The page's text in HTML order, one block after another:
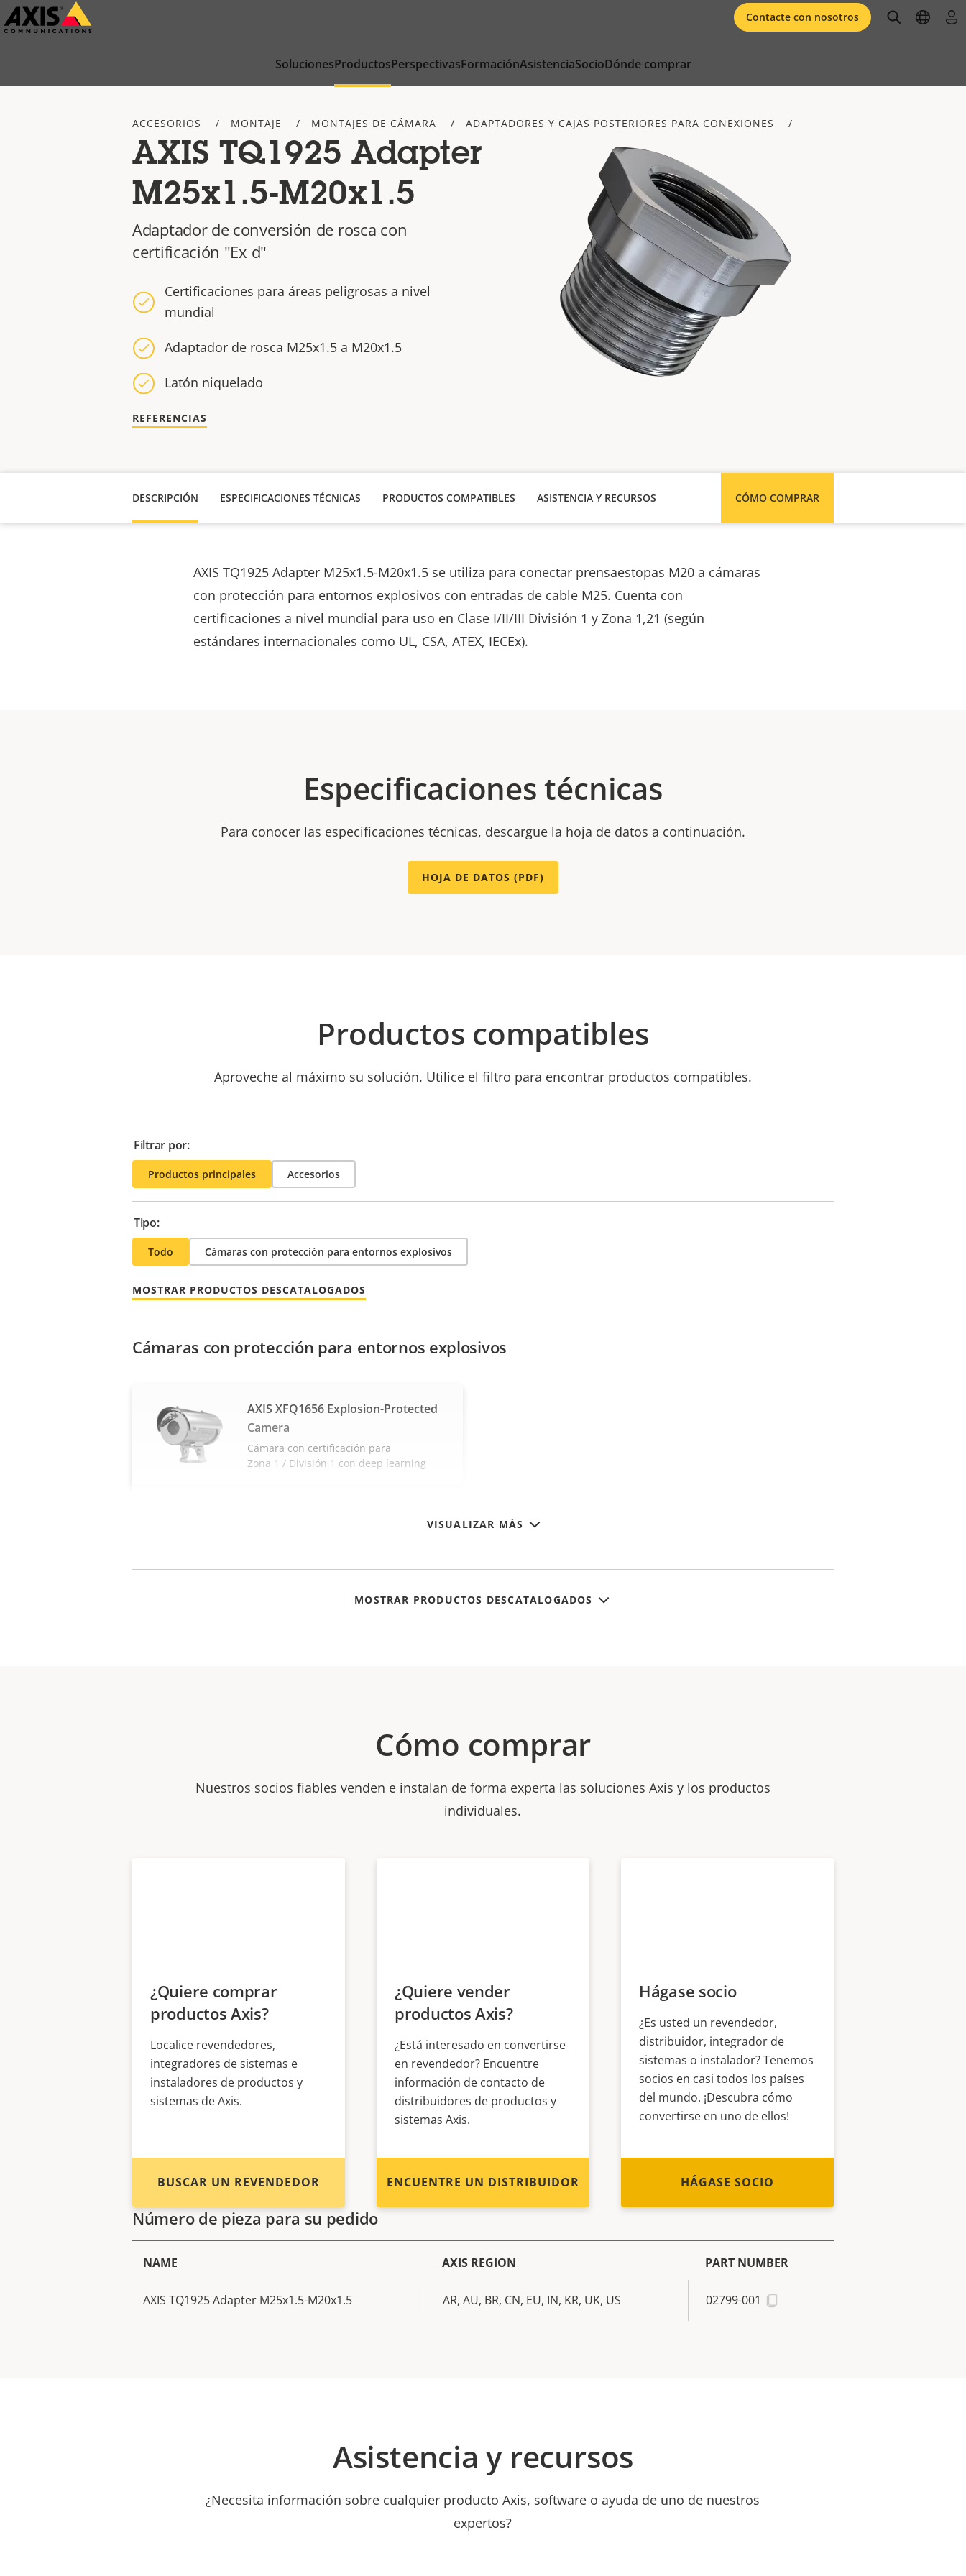
Saltar
al
SolucionesProductosPerspectivasFormaciónAsistenciaSocioDónde comprar
Contacte con nosotros openopen
ACCESORIOS MONTAJE MONTAJES DE CÁMARA ADAPTADORES Y CAJAS POSTERIORES PARA CONEXIONES
AXIS TQ1925 Adapter
M25x1.5-M20x1.5
Adaptador de conversión de rosca con
certificación "Ex d"
Certificaciones para áreas peligrosas a nivel
mundial
Adaptador de rosca M25x1.5 a M20x1.5
Latón niquelado
REFERENCIAS
DESCRIPCIÓN ESPECIFICACIONES TÉCNICAS PRODUCTOS COMPATIBLES CÓMO COMPRAR
ASISTENCIA Y RECURSOS
AXIS TQ1925 Adapter M25x1.5-M20x1.5 se utiliza para conectar prensaestopas M20 a cámaras
con protección para entornos explosivos con entradas de cable M25. Cuenta con
certificaciones a nivel mundial para uso en Clase I/II/III División 1 y Zona 1,21 (según
estándares internacionales como UL, CSA, ATEX, IECEx).
Especificaciones técnicas
Para conocer las especificaciones técnicas, descargue la hoja de datos a continuación.
HOJA DE DATOS (PDF)
Productos compatibles
Aproveche al máximo su solución. Utilice el filtro para encontrar productos compatibles.
Filtrar por:
Productos principales Accesorios
Tipo:
Todo Cámaras con protección para entornos explosivos
MOSTRAR PRODUCTOS DESCATALOGADOS
VISUALIZAR MÁS
Cámaras con protección para entornos explosivos
AXIS XFQ1656 Explosion-Protected
Camera
Cámara con certificación para
Zona 1 / División 1 con deep learning
MOSTRAR PRODUCTOS DESCATALOGADOS
Cómo comprar
Nuestros socios fiables venden e instalan de forma experta las soluciones Axis y los productos
individuales.
¿Quiere comprar
productos Axis?
Localice revendedores,
integradores de sistemas e
instaladores de productos y
sistemas de Axis.
BUSCAR UN REVENDEDOR
¿Quiere vender
productos Axis?
¿Está interesado en convertirse
en revendedor? Encuentre
información de contacto de
distribuidores de productos y
sistemas Axis.
ENCUENTRE UN DISTRIBUIDOR
Hágase socio
¿Es usted un revendedor,
distribuidor, integrador de
sistemas o instalador? Tenemos
socios en casi todos los países
del mundo. ¡Descubra cómo
convertirse en uno de ellos!
HÁGASE SOCIO
Número de pieza para su pedido
NAME AXIS REGION PART NUMBER
AXIS TQ1925 Adapter M25x1.5-M20x1.5 AR, AU, BR, CN, EU, IN, KR, UK, US 02799-001
Asistencia y recursos
¿Necesita información sobre cualquier producto Axis, software o ayuda de uno de nuestros
expertos?